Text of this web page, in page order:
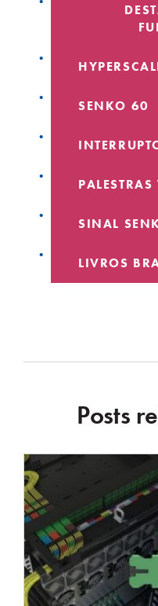
SENKO 60
SINAL
LIVROS
Posts